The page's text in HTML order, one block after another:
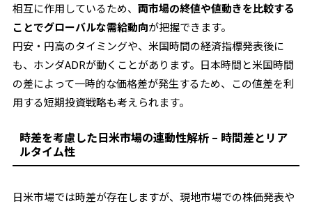
相互に作用しているため、両市場の終値や値動きを比較する
ことでグローバルな需給動向が把握できます。
円安・円高のタイミングや、米国時間の経済指標発表後に
も、ホンダADRが動くことがあります。日本時間と米国時間
の差によって一時的な価格差が発生するため、この値差を利
用する短期投資戦略も考えられます。
時差を考慮した日米市場の連動性解析 – 時間差とリア
ルタイム性
日米市場では時差が存在しますが、現地市場での株価発表や